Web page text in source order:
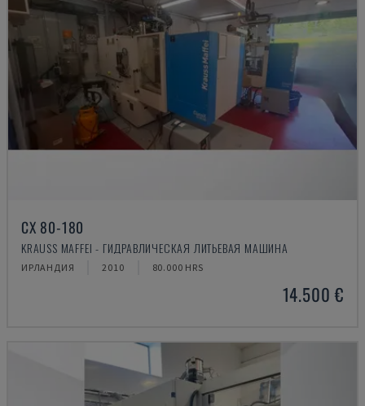
CX 80-180
KRAUSS MAFFEI - ГИДРАВЛИЧЕСКАЯ ЛИТЬЕВАЯ МАШИНА
ИРЛАНДИЯ 2010 80.000 HRS
14.500 €